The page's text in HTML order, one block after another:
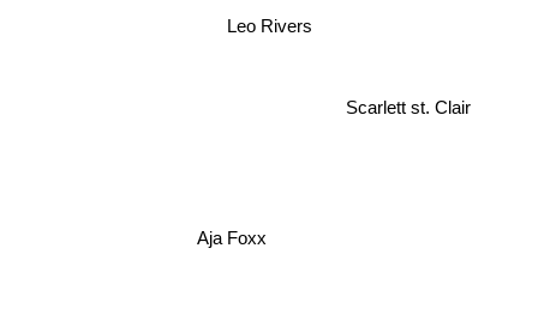
Leo Rivers
Aja Foxx
Scarlett st. Clair